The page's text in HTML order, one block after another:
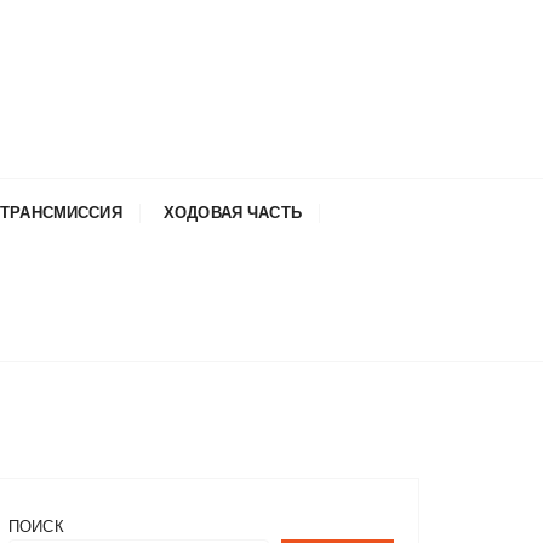
ТРАНСМИССИЯ ХОДОВАЯ ЧАСТЬ
ПОИСК